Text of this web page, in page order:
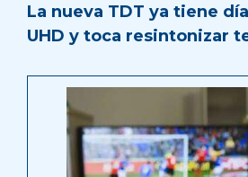
La nueva TDT ya tiene
UHD y toca resintonizar